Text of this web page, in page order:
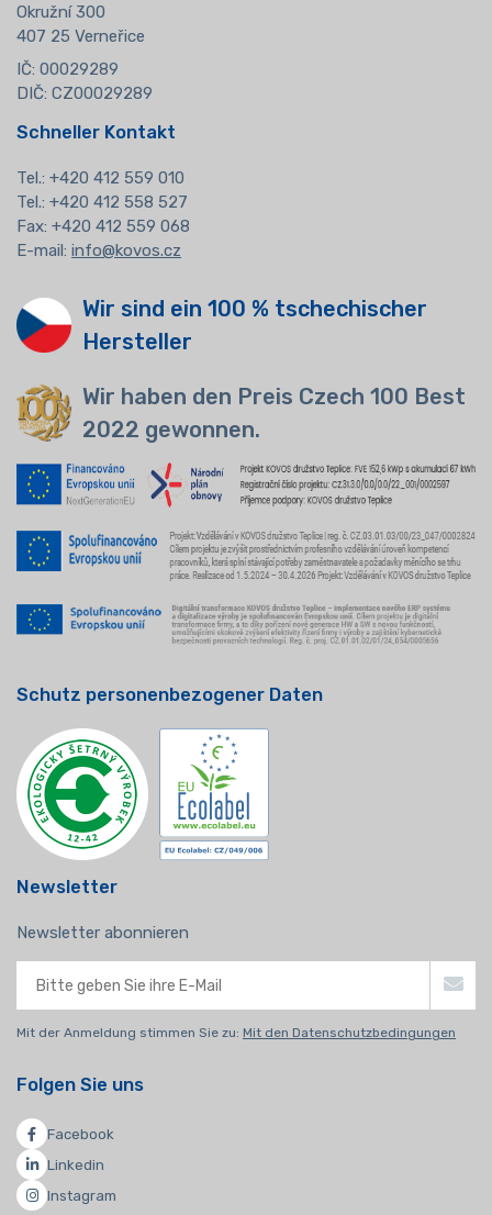
Okružní 300
407 25 Verneřice
IČ: 00029289
DIČ: CZ00029289
Schneller Kontakt
Tel.: +420 412 559 010
Tel.: +420 412 558 527
Fax: +420 412 559 068
E-mail: info@kovos.cz
Wir sind ein 100 % tschechischer
Hersteller
Wir haben den Preis Czech 100 Best
2022 gewonnen.
Schutz personenbezogener Daten
Newsletter
Newsletter abonnieren
Mit der Anmeldung stimmen Sie zu: Mit den Datenschutzbedingungen
Folgen Sie uns
Facebook
Linkedin
Instagram